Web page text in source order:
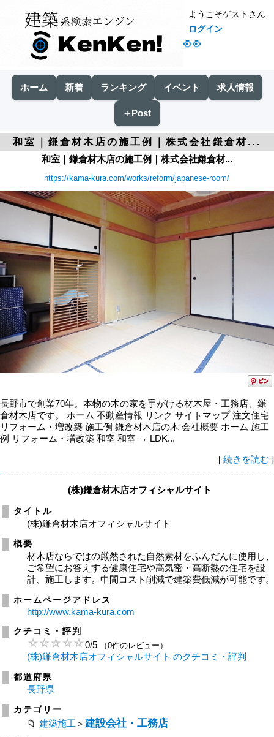
👀
ようこそゲストさん
ログイン
ホーム 新着 ランキング イベント 求人情報
＋Post
和室｜鎌倉材木店の施工例｜株式会社鎌倉材...
和室｜鎌倉材木店の施工例｜株式会社鎌倉材...
https://kama-kura.com/works/reform/japanese-room/
長野市で創業70年。本物の木の家を手がける材木屋・工務店、鎌
倉材木店です。 ホーム 不動産情報 リンク サイトマップ 注文住宅
リフォーム・増改築 施工例 鎌倉材木店の木 会社概要 ホーム 施工
例 リフォーム・増改築 和室 和室 → LDK...
[ 続きを読む ]
(株)鎌倉材木店オフィシャルサイト
タイトル
(株)鎌倉材木店オフィシャルサイト
概要
材木店ならではの厳然された自然素材をふんだんに使用し
ご希望にお答えする健康住宅や高気密・高断熱の住宅を設
計、施工します。中間コスト削減で建築費低減が可能です
ホームページアドレス
http://www.kama-kura.com
クチコミ・評判
0/5 （0件のレビュー）
(株)鎌倉材木店オフィシャルサイト のクチコミ・評判
都道府県
長野県
カテゴリー
建築施工 ＞ 建設会社・工務店